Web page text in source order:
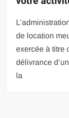
de location
exercée à titre
délivrance
la